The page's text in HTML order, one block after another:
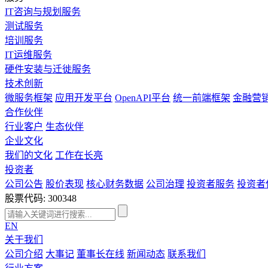
IT咨询与规划服务
测试服务
培训服务
IT运维服务
硬件安装与迁徙服务
技术创新
微服务框架 应用开发平台 OpenAPI平台 统一前端框架 金融营
合作伙伴
行业客户 生态伙伴
企业文化
我们的文化 工作在长亮
投资者
公司公告 股价表现 核心财务数据 公司治理 投资者服务 投资者
股票代码: 300348
EN
关于我们
公司介绍 大事记 董事长在线 新闻动态 联系我们